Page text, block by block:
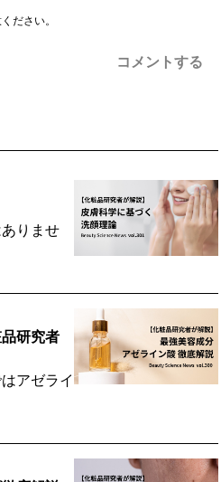
ださい。
コメントする
りませ
研究者
アゼライ